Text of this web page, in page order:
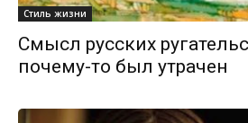
Стиль жизни
Смысл русских
почему-то был утрачен